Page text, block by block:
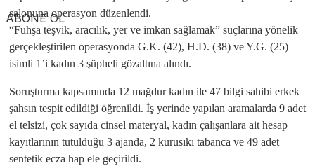
ABONE OL
salonuna operasyon düzenlendi.
“Fuhşa teşvik, aracılık, yer ve imkan sağlamak” suçlarına yönelik
gerçekleştirilen operasyonda G.K. (42), H.D. (38) ve Y.G. (25)
isimli 1’i kadın 3 şüpheli gözaltına alındı.
Soruşturma kapsamında 12 mağdur kadın ile 47 bilgi sahibi erkek
şahsın tespit edildiği öğrenildi. İş yerinde yapılan aramalarda 9 adet
el telsizi, çok sayıda cinsel materyal, kadın çalışanlara ait hesap
kayıtlarının tutulduğu 3 ajanda, 2 kurusıkı tabanca ve 49 adet
sentetik ecza hap ele geçirildi.